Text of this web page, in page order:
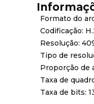
Formato do
Codificação:
Resolução:
Tipo de
Proporção de
Taxa de
Taxa de bits: